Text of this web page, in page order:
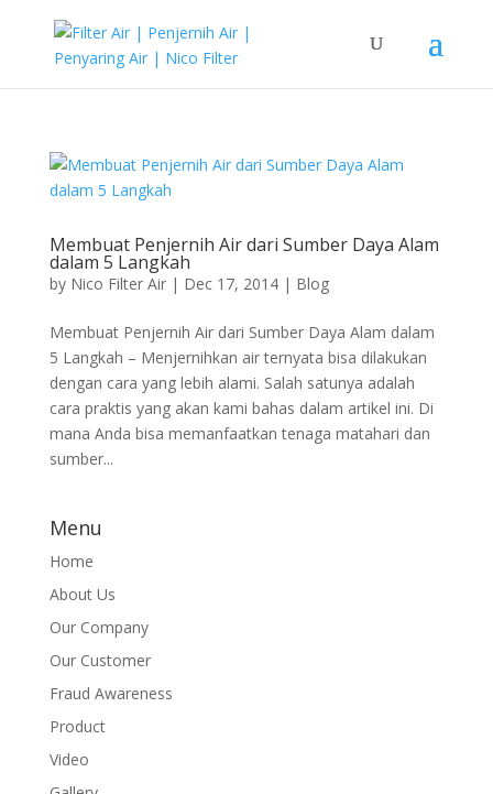
Membuat Penjernih Air dari Sumber Daya Alam
dalam 5 Langkah
by Nico Filter Air| Dec 17, 2014| Blog
Membuat Penjernih Air dari Sumber Daya Alam dalam
5 Langkah – Menjernihkan air ternyata bisa dilakukan
dengan cara yang lebih alami. Salah satunya adalah
cara praktis yang akan kami bahas dalam artikel ini. Di
mana Anda bisa memanfaatkan tenaga matahari dan
sumber...
Menu
Home
About Us
Our Company
Our Customer
Fraud Awareness
Product
Video